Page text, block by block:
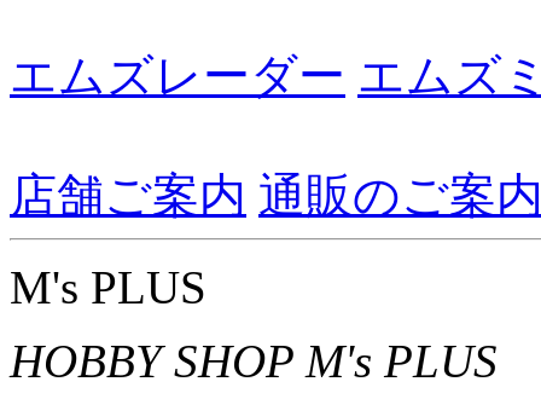
エムズレーダー エムズ
店舗ご案内 通販のご案
M's PLUS
HOBBY SHOP M's PLUS